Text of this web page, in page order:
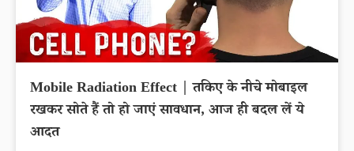
Mobile Radiation Effect | तकिए के नीचे मोबाइल
रखकर सोते हैं तो हो जाएं सावधान, आज ही बदल लें ये
आदत